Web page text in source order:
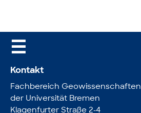
☰
Kontakt
Fachbereich Geowissenschaften
der Universität Bremen
Klagenfurter Straße 2-4